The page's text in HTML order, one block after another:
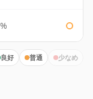
良好 普通 少なめ